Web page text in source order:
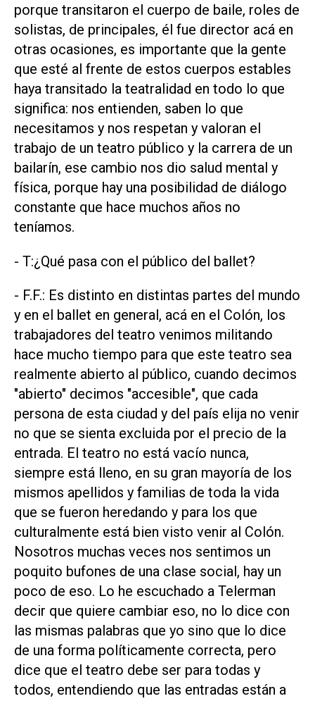
porque transitaron el cuerpo de baile, roles de
solistas, de principales, él fue director acá en
otras ocasiones, es importante que la gente
que esté al frente de estos cuerpos estables
haya transitado la teatralidad en todo lo que
significa: nos entienden, saben lo que
necesitamos y nos respetan y valoran el
trabajo de un teatro público y la carrera de un
bailarín, ese cambio nos dio salud mental y
física, porque hay una posibilidad de diálogo
constante que hace muchos años no
teníamos.
- T:¿Qué pasa con el público del ballet?
- F.F.: Es distinto en distintas partes del mundo
y en el ballet en general, acá en el Colón, los
trabajadores del teatro venimos militando
hace mucho tiempo para que este teatro sea
realmente abierto al público, cuando decimos
"abierto" decimos "accesible", que cada
persona de esta ciudad y del país elija no venir
no que se sienta excluida por el precio de la
entrada. El teatro no está vacío nunca,
siempre está lleno, en su gran mayoría de los
mismos apellidos y familias de toda la vida
que se fueron heredando y para los que
culturalmente está bien visto venir al Colón.
Nosotros muchas veces nos sentimos un
poquito bufones de una clase social, hay un
poco de eso. Lo he escuchado a Telerman
decir que quiere cambiar eso, no lo dice con
las mismas palabras que yo sino que lo dice
de una forma políticamente correcta, pero
dice que el teatro debe ser para todas y
todos, entendiendo que las entradas están a